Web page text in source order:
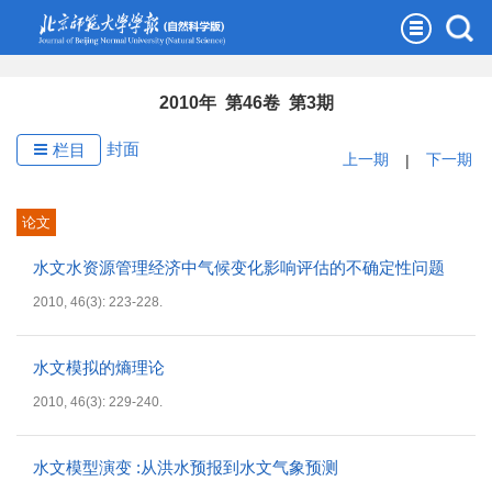
2010年 第46卷 第3期
栏目 封面
上一期 | 下一期
论文
水文水资源管理经济中气候变化影响评估的不确定性问题
2010, 46(3): 223-228.
水文模拟的熵理论
2010, 46(3): 229-240.
水文模型演变 :从洪水预报到水文气象预测